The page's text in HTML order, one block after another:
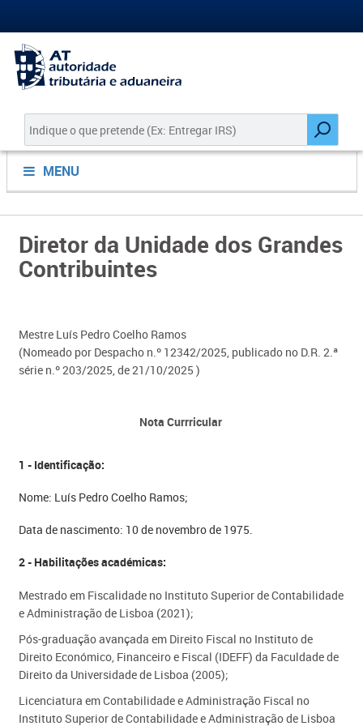
MENU
Diretor da Unidade dos Grandes
Contribuintes
Mestre Luís Pedro Coelho Ramos
(Nomeado por Despacho n.º 12342/2025, publicado no D.R. 2.ª
série n.º 203/2025,de 21/10/2025​ )
Nota Currricular
1 - Identificação:
Nome: Luís Pedro Coelho Ramos;
Data de nascimento: 10 de novembro de 1975.
2 - Habilitações académicas:
Mestrado em Fiscalidade no Instituto Superior de Contabilidade
e Administração de Lisboa (2021);
Pós-graduação avançada em Direito Fiscal no Instituto de
Direito Económico, Financeiro e Fiscal (IDEFF) da Faculdade de
Direito da Universidade de Lisboa (2005);
Licenciatura em Contabilidade e Administração Fiscal no
Instituto Superior de Contabilidade e Administração de Lisboa